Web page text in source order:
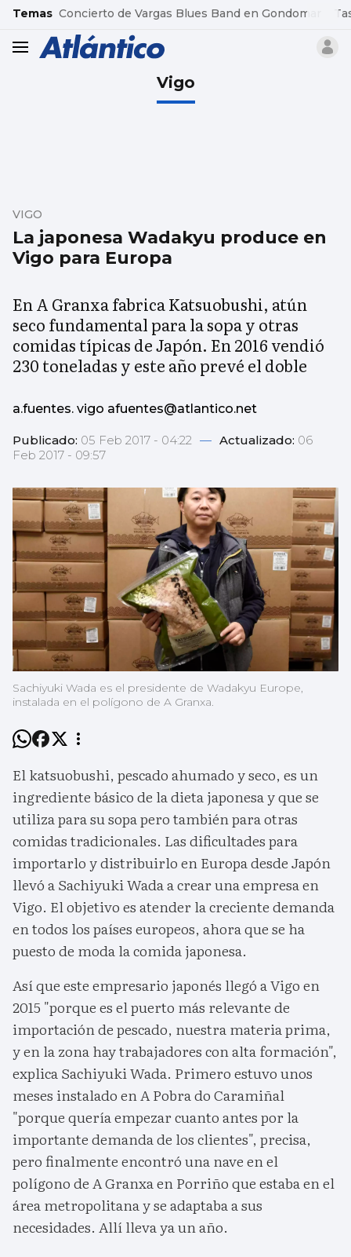
common.go-to-content
Temas Concierto de Vargas Blues Band en Gondomar
header.menu.open
Vigo
La japonesa Wadakyu produce en
Vigo para Europa
VIGO
En A Granxa fabrica Katsuobushi, atún
seco fundamental para la sopa y otras
comidas típicas de Japón. En 2016 vendió
230 toneladas y este año prevé el doble
a.fuentes. vigo afuentes@atlantico.net
Publicado: 05 Feb 2017 - 04:22 — Actualizado: 06
Feb 2017 - 09:57
Sachiyuki Wada es el presidente de Wadakyu Europe,
instalada en el polígono de A Granxa.
El katsuobushi, pescado ahumado y seco, es un
ingrediente básico de la dieta japonesa y que se
utiliza para su sopa pero también para otras
comidas tradicionales. Las dificultades para
importarlo y distribuirlo en Europa desde Japón
llevó a Sachiyuki Wada a crear una empresa en
Vigo. El objetivo es atender la creciente demanda
en todos los países europeos, ahora que se ha
puesto de moda la comida japonesa.
Así que este empresario japonés llegó a Vigo en
2015 "porque es el puerto más relevante de
importación de pescado, nuestra materia prima,
y en la zona hay trabajadores con alta formación",
explica Sachiyuki Wada. Primero estuvo unos
meses instalado en A Pobra do Caramiñal
"porque quería empezar cuanto antes por la
importante demanda de los clientes", precisa,
pero finalmente encontró una nave en el
polígono de A Granxa en Porriño que estaba en el
área metropolitana y se adaptaba a sus
necesidades. Allí lleva ya un año.